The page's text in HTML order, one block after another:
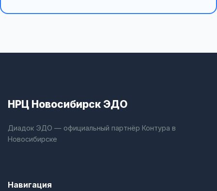
НРЦ Новосибирск ЭДО
Диадок ЭДО — официальный партнёр Контура в
Новосибирске
Навигация